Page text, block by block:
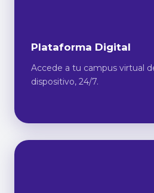
Plataforma Digital
Accede a tu campus virtual
dispositivo, 24/7.